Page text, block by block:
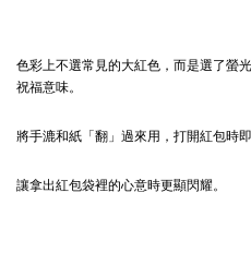
色彩上不選常見的大紅色，而是選了螢
祝福意味。
將手漉和紙「翻」過來用，打開紅包時
讓拿出紅包袋裡的心意時更顯閃耀。